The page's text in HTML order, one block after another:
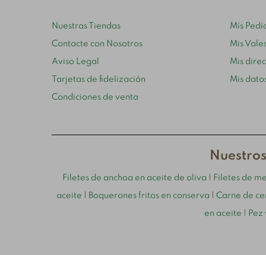
Nuestras Tiendas
Contacte con Nosotros
Aviso Legal
Tarjetas de fidelización
Condiciones de venta
Mís
Mis
Mis
Mis
Filetes de anchoa en aceite de oliva Filetes de
aceite Boquerones fritos en conserva Carne de
en aceite